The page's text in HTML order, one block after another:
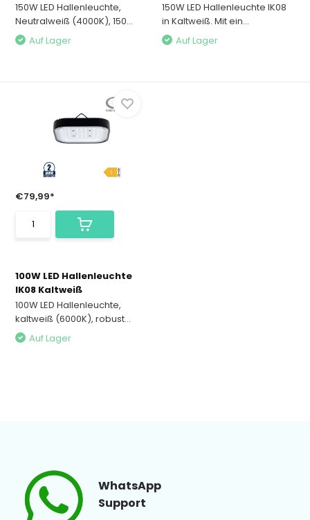
150W LED Hallenleuchte,
Neutralweiß (4000K), 150...
Auf Lager
150W LED Hallenleuchte IK08
in Kaltweiß. Mit ein...
Auf Lager
€79,99*
100W LED Hallenleuchte
IK08 Kaltweiß
100W LED Hallenleuchte,
kaltweiß (6000K), robust...
Auf Lager
WhatsApp
Support